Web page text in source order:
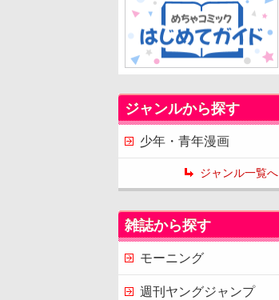
ジャンルから探す
少年・青年漫画
ジャンル一覧へ
雑誌から探す
モーニング
週刊ヤングジャンプ